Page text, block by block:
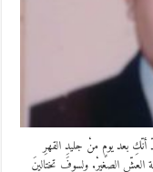
بعد يومٍ منْ جليدِ القهرِ
العشِّ الصغيرْ. ولسوفَ تختالينَ